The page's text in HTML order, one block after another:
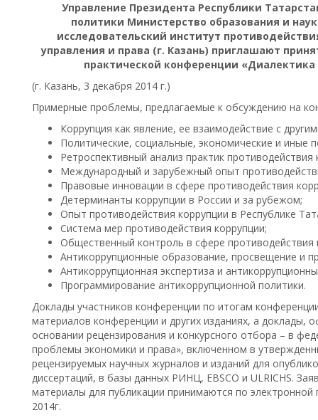
Управление Президента Республики
политики Министерство образования и
исследовательский институт
управления и права (г. Казань) приглашают
практической конференции
(г. Казань, 3 декабря 2014 г.)
Примерные проблемы, предлагаемые к обсуждению на
Коррупция как явление, ее взаимодействие с
Политические, социальные, экономические и иные
Ретроспективный анализ практик противодействия
Международный и зарубежный опыт
Правовые инновации в сфере противодействия
Детерминанты коррупции в России и за рубежом;
Опыт противодействия коррупции в Республике
Система мер противодействия коррупции;
Общественный контроль в сфере противодействия
Антикоррупционные образование, просвещение и
Антикоррупционная экспертиза и
Программирование антикоррупционной политики.
Доклады участников конференции по итогам
материалов конференции и других изданиях, а доклады,
основании рецензирования и конкурсного отбора – в
проблемы экономики и права», включенном в
рецензируемых научных журналов и изданий для
диссертаций, в базы данных РИНЦ, EBSCO и ULRICHS.
материалы для публикации принимаются по электронной
2014г.